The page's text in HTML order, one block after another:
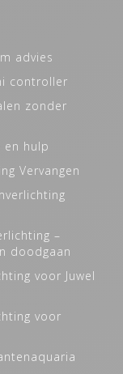
advies
controller
zonder
en hulp
Vervangen
–
doodgaan
voor Juwel
voor